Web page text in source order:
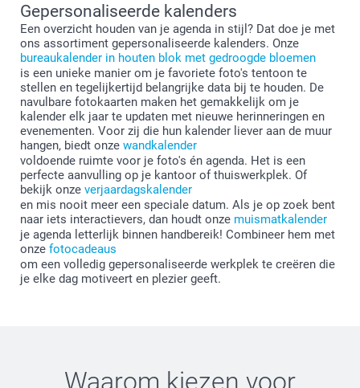
Gepersonaliseerde kalenders
Een overzicht houden van je agenda in stijl? Dat doe je met
ons assortiment gepersonaliseerde kalenders. Onze
bureaukalender in houten blok met gedroogde bloemen
is een unieke manier om je favoriete foto's tentoon te
stellen en tegelijkertijd belangrijke data bij te houden. De
navulbare fotokaarten maken het gemakkelijk om je
kalender elk jaar te updaten met nieuwe herinneringen en
evenementen. Voor zij die hun kalender liever aan de muur
hangen, biedt onze wandkalender
voldoende ruimte voor je foto's én agenda. Het is een
perfecte aanvulling op je kantoor of thuiswerkplek. Of
bekijk onze verjaardagskalender
en mis nooit meer een speciale datum. Als je op zoek bent
naar iets interactievers, dan houdt onze muismatkalender
je agenda letterlijk binnen handbereik! Combineer hem met
onze fotocadeaus
om een volledig gepersonaliseerde werkplek te creëren die
je elke dag motiveert en plezier geeft.
Waarom kiezen voor